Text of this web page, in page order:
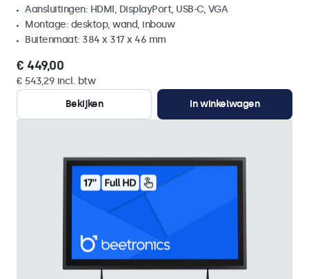
Aansluitingen: HDMI, DisplayPort, USB-C, VGA
Montage: desktop, wand, inbouw
Buitenmaat: 384 x 317 x 46 mm
€ 449,00
€ 543,29 incl. btw
Bekijken
In winkelwagen